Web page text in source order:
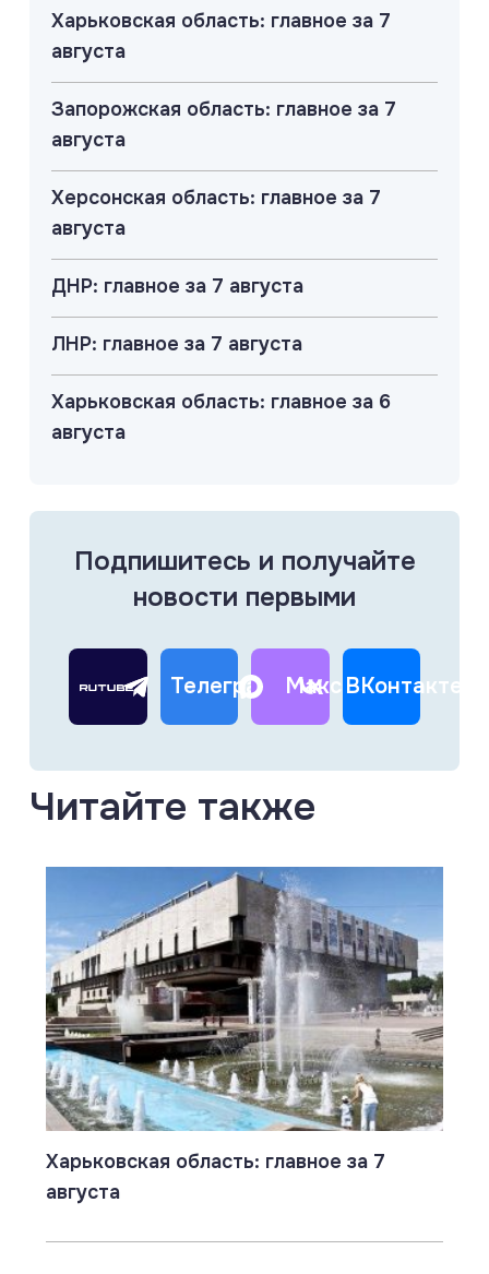
Харьковская область: главное за 7
августа
Запорожская область: главное за 7
августа
Херсонская область: главное за 7
августа
ДНР: главное за 7 августа
ЛНР: главное за 7 августа
Харьковская область: главное за 6
августа
Подпишитесь и получайте
новости первыми
Телеграм Макс ВКонтакте
Читайте также
Харьковская область: главное за 7
августа